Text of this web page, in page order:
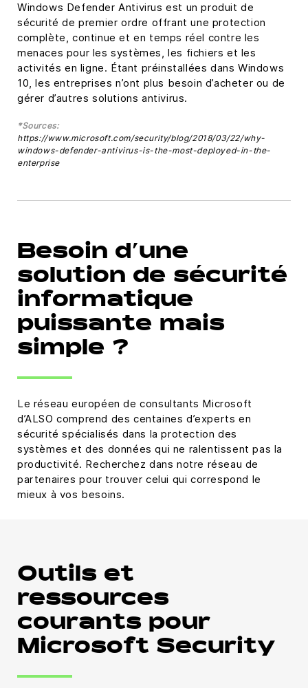
Windows Defender Antivirus est un produit de
sécurité de premier ordre offrant une protection
complète, continue et en temps réel contre les
menaces pour les systèmes, les fichiers et les
activités en ligne. Étant préinstallées dans Windows
10, les entreprises n’ont plus besoin d’acheter ou de
gérer d’autres solutions antivirus.
*Sources:
https://www.microsoft.com/security/blog/2018/03/22/why-
windows-defender-antivirus-is-the-most-deployed-in-the-
enterprise
Besoin d’une
solution de sécurité
informatique
puissante mais
simple ?
Le réseau européen de consultants Microsoft
d’ALSO comprend des centaines d’experts en
sécurité spécialisés dans la protection des
systèmes et des données qui ne ralentissent pas la
productivité. Recherchez dans notre réseau de
partenaires pour trouver celui qui correspond le
mieux à vos besoins.
Outils et
ressources
courants pour
Microsoft Security